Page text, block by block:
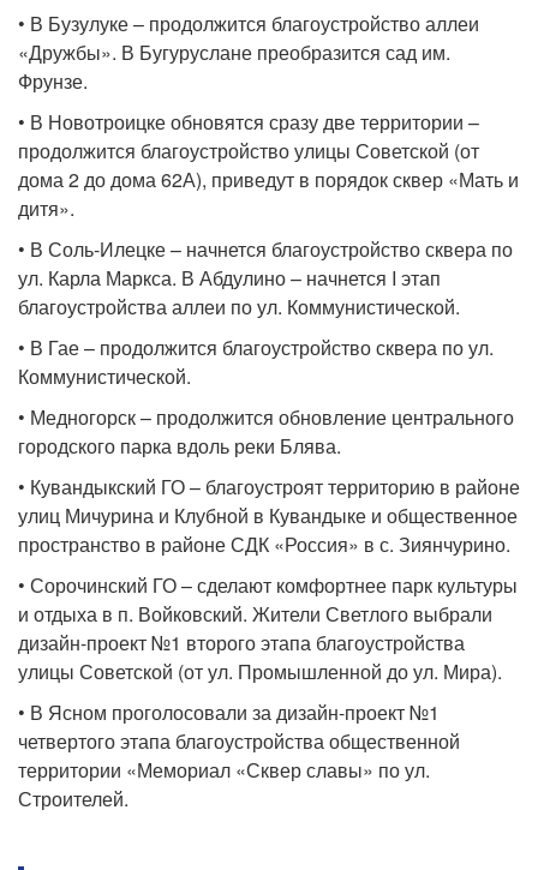
• В Бузулуке – продолжится благоустройство аллеи
«Дружбы». В Бугуруслане преобразится сад им.
Фрунзе.
• В Новотроицке обновятся сразу две территории –
продолжится благоустройство улицы Советской (от
дома 2 до дома 62А), приведут в порядок сквер «Мать и
дитя».
• В Соль-Илецке – начнется благоустройство сквера по
ул. Карла Маркса. В Абдулино – начнется I этап
благоустройства аллеи по ул. Коммунистической.
• В Гае – продолжится благоустройство сквера по ул.
Коммунистической.
• Медногорск – продолжится обновление центрального
городского парка вдоль реки Блява.
• Кувандыкский ГО – благоустроят территорию в районе
улиц Мичурина и Клубной в Кувандыке и общественное
пространство в районе СДК «Россия» в с. Зиянчурино.
• Сорочинский ГО – сделают комфортнее парк культуры
и отдыха в п. Войковский. Жители Светлого выбрали
дизайн-проект №1 второго этапа благоустройства
улицы Советской (от ул. Промышленной до ул. Мира).
• В Ясном проголосовали за дизайн-проект №1
четвертого этапа благоустройства общественной
территории «Мемориал «Сквер славы» по ул.
Строителей.